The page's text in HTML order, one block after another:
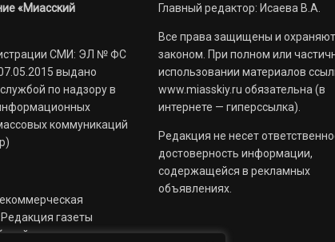
«Миасский
СМИ: ЭЛ № ФС
выдано
по надзору в
коммуникаций
газеты
Главный редактор: Исаева В.А.
Все права защищены и
законом. При полном или
использовании материалов
www.miasskiy.ru обязательна (в
интернете — гиперссылка).
Редакция не несет
достоверность информации,
содержащейся в рекламных
объявлениях.